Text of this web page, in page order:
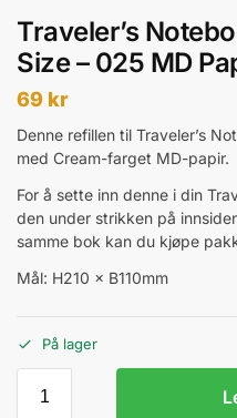
Traveler’s
Size – 025 MD
69 kr
Denne refillen til Traveler’s
med Cream-farget MD-papir.
For å sette inn denne i din
den under strikken på
samme bok kan du kjøpe
Mål: H210 × B110mm
På lager